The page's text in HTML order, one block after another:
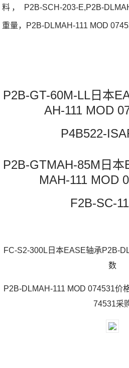
料， P2B-SCH-203-E,P2B-
重量，P2B-DLMAH-111 MOD
P2B-GT-60M-LL日本
AH-111 MOD
P4B522-
P2B-GTMAH-85M日
MAH-111 MOD
F2B-SC-
FC-S2-300L日本EASE轴承P2B-
数
P2B-DLMAH-111 MOD 074531价
74531采